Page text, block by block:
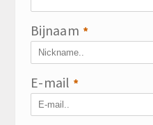
Bijnaam *
E-mail *